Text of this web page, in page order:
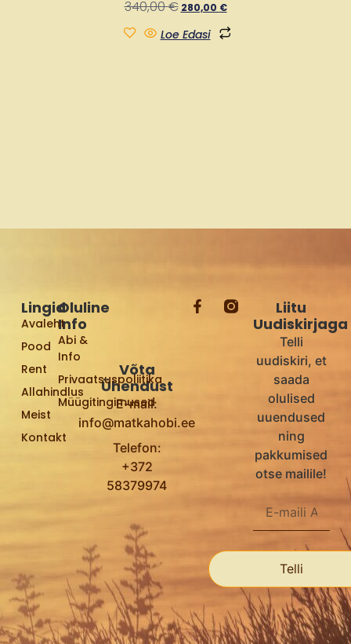
340,00€ 280,00 €
Loe Edasi
Oluline
Info
Abi &
Info
Privaatsuspoliitika
Müügitingimused
Lingid
Avaleht
Pood
Rent
Allahindlus
Meist
Kontakt
Võta
Ühendust
E-mail:
info@matkahobi.ee
Telefon:
+372
58379974
Liitu
Uudiskirjaga
Telli
uudiskiri, et
saada
olulised
uuendused
ning
pakkumised
otse mailile!
Telli